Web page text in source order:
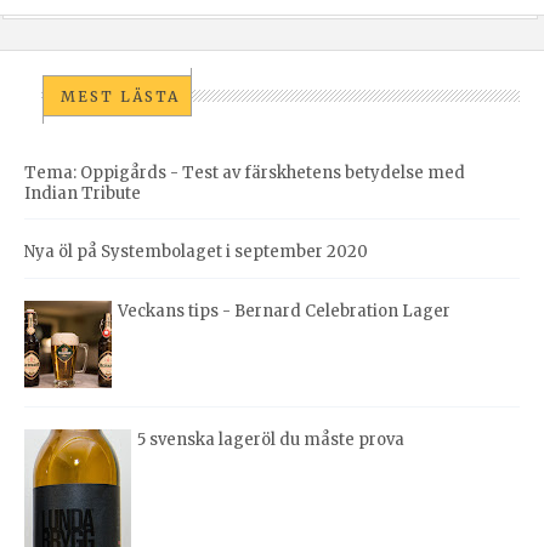
MEST LÄSTA
Tema: Oppigårds - Test av färskhetens betydelse med
Indian Tribute
Nya öl på Systembolaget i september 2020
Veckans tips - Bernard Celebration Lager
5 svenska lageröl du måste prova